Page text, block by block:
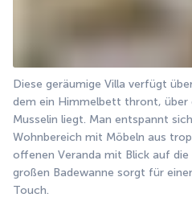
Diese geräumige Villa verfügt
dem ein Himmelbett thront, über
Musselin liegt. Man entspannt
Wohnbereich mit Möbeln aus
offenen Veranda mit Blick auf die
großen Badewanne sorgt für
Touch.